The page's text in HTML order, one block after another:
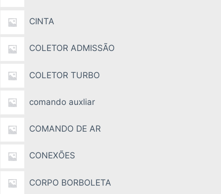
CINTA
COLETOR ADMISSÃO
COLETOR TURBO
comando auxliar
COMANDO DE AR
CONEXÕES
CORPO BORBOLETA